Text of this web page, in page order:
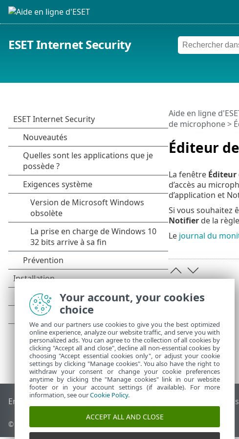
ESET Internet Security
Éditeur
Aide en ligne
de microphone>
La fenêtre Éditeur
d’accès au
d’application et
Si vous souhaitez
Notifierde la
Le journal du
End of Life Base de connaissances ESET ESET
© 1992 - 2026 ESET, spol. s r.o. - Tous droits réservés.
Your account, your cookies
choice
We and our partners use cookies to give you the best optimized
online experience, analyze our website traffic, and serve you with
personalized ads. You can agree to the collection of all cookies by
clicking "Accept all and close", decline all non-essential cookies by
choosing "Accept essential cookies only", or adjust your cookie
settings by clicking "Manage cookies". You also have the right to
withdraw your consent or change your cookie preferences
anytime by clicking the "Manage cookies" link in our website
footer or in your account settings (if available). For more
information, see ourCookie Policy.
ACCEPT ALL AND CLOSE